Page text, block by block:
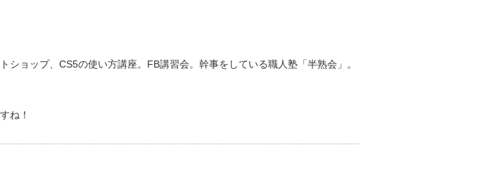
ョップ、CS5の使い方講座。FB講習会。幹事をしている職人塾「半熟会」。
ね！